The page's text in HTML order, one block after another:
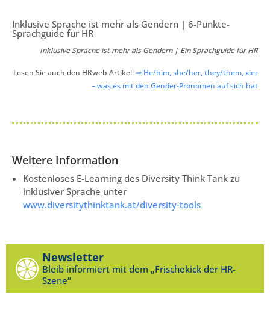
Inklusive Sprache ist mehr als Gendern | 6-Punkte-
Sprachguide für HR
Inklusive Sprache ist mehr als Gendern | Ein Sprachguide für HR
Lesen Sie auch den HRweb-Artikel:⇒ He/him, she/her, they/them, xier
– was es mit den Gender-Pronomen auf sich hat
Weitere Information
Kostenloses E-Learning des Diversity Think Tank zu
inklusiver Sprache unter
www.diversitythinktank.at/diversity-tools
Newsletter
Bleib informiert mit dem „Frischekick der HR-
Szene“